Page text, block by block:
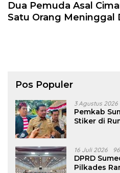
Dua Pemuda Asal
Satu Orang Meninggal
Pos Populer
3 Agustus 2026
Pemkab
Stiker di
16 Juli 2026
DPRD
Pilkades